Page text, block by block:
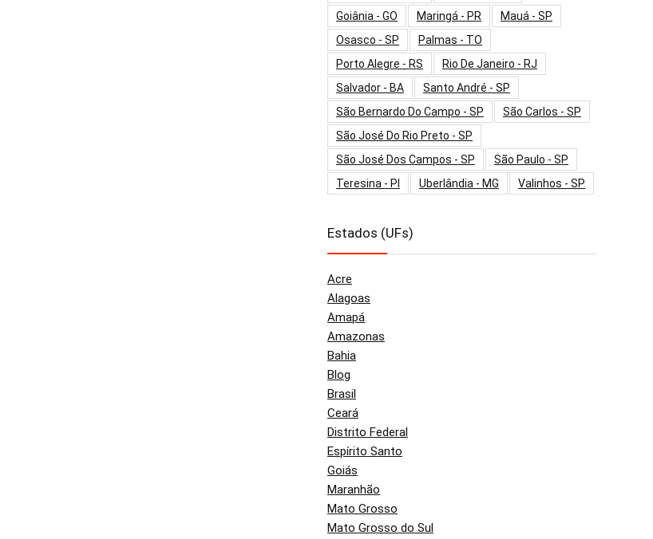
Goiânia - GO
Maringá - PR
Mauá - SP
Osasco - SP
Palmas - TO
Porto Alegre - RS
Rio De Janeiro - RJ
Salvador - BA
Santo André - SP
São Bernardo Do Campo - SP
São Carlos - SP
São José Do Rio Preto - SP
São José Dos Campos - SP
São Paulo - SP
Teresina - PI
Uberlândia - MG Valinhos - SP
Estados (UFs)
Acre
Alagoas
Amapá
Amazonas
Bahia
Blog
Brasil
Ceará
Distrito Federal
Espírito Santo
Goiás
Maranhão
Mato Grosso
Mato Grosso do Sul